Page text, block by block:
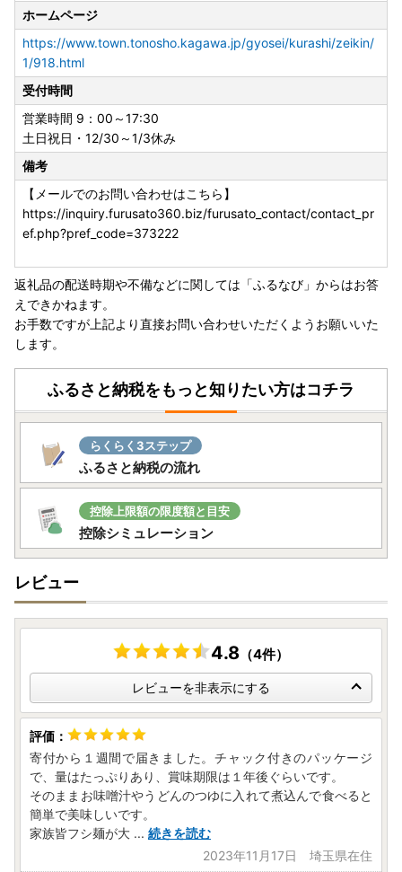
ホームページ
https://www.town.tonosho.kagawa.jp/gyosei/kurashi/zeikin/
1/918.html
受付時間
営業時間 9：00～17:30
土日祝日・12/30～1/3休み
備考
【メールでのお問い合わせはこちら】
https://inquiry.furusato360.biz/furusato_contact/contact_pr
ef.php?pref_code=373222
返礼品の配送時期や不備などに関しては「ふるなび」からはお答
えできかねます。
お手数ですが上記より直接お問い合わせいただくようお願いいた
します。
ふるさと納税をもっと知りたい方はコチラ
らくらく3ステップ
ふるさと納税の流れ
控除上限額の限度額と目安
控除シミュレーション
レビュー
4.8 （4件）
レビューを非表示にする
寄付から１週間で届きました。チャック付きのパッケージ
で、量はたっぷりあり、賞味期限は１年後ぐらいです。
そのままお味噌汁やうどんのつゆに入れて煮込んで食べると
簡単で美味しいです。
家族皆フシ麺が大 ... 続きを読む
2023年11月17日 埼玉県在住